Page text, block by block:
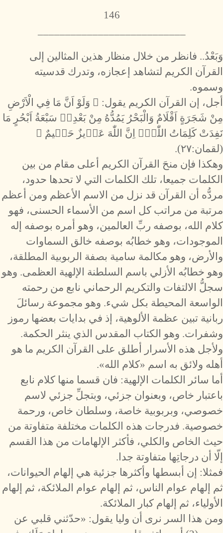
146
وَبَعْدُ.. فانظر من خلال منظار هذين المثالين إلى
القرآن الكريم لتشاهد إعجازه، وتدرك قدسيته
وسموه.
أجل، إن القرآن الكريم يقول: ﴿ وَلَوْ اَنَّ مَا فِي الْاَرْضِ
مِنْ شَجَرَةٍ اَقْلَامٌ وَالْبَحْرُ يَمُدُّهُ مِنْ بَعْدِه۪ سَبْعَةُ اَبْحُرٍ مَا
نَفِدَتْ كَلِمَاتُ اللّٰهِۜ اِنَّ اللّٰهَ عَز۪يزٌ حَك۪يمٌ ﴾
(لقمان:٢٧).
وهكذا فإن منحَ القرآن الكريم أعلى مقام من بين
الكلمات جميعا، تلك الكلمات التي لا تحدها حدود،
مردُّه أن القرآن قد نزل من الاسم الأعظم ومن أعظم
مرتبة من مراتب كل اسم من الأسماء الحسنى، فهو
كلام الله، بوصفه ربِّ العالمين، وهو أمره بوصفه إله
الموجودات، وهو خطابُه بوصفه خالق السماوات
والأرض، وهو مكالمة سامية بصفة الربوبية المطلقة،
وهو خطابُه الأزلي باسم السلطنة الإلهية العظمى. وهو
سجلُّ الالتفات والتكريم الرحماني نابع من رحمته
الواسعة المحيطة بكل شيء. وهو مجموعة رسائلَ
ربانية تبين عظمة الألوهية، إذ في بدايات بعضها رموز
وشفرات. وهو الكتاب المقدس الذي ينثر الحكمة.
ولأجل هذه الأسرار أطلق على القرآن الكريم ما هو
أهله ولائق به اسم «كلام الله».
أما سائر الكلمات الإلهية: فان قسما منها كلام نابع
باعتبار خاص، وبعنوان جزئي، وبتجلِّ جزئي لاسم
خصوصي، وبربوبية خاصة، وسلطان خاص، ورحمة
خصوصية. فدرجات هذه الكلمات مختلفة متفاوتة من
حيث الخاص والكلي، فأكثر الإلهامات من هذا القسم
إلّا أن درجاتِها متفاوتة جدا.
فمثلا: إن أبسطها وأكثرها جزئية هي إلهام الحيوانات،
ثم إلهام عوام الناس، ثم إلهام عوام الملائكة، ثم إلهام
الأولياء، ثم إلهام كبار الملائكة.
ومن هذا السر نرى أن وليا يقول: «حدّثني قلبي عن